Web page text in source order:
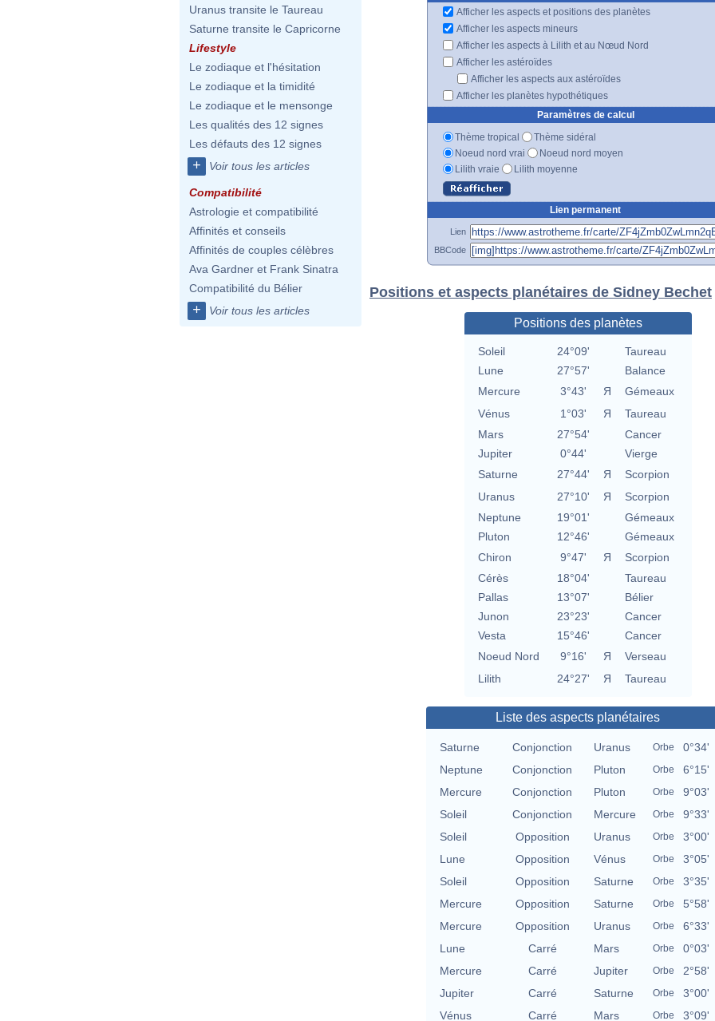
Uranus transite le Taureau
Saturne transite le Capricorne
Lifestyle
Le zodiaque et l'hésitation
Le zodiaque et la timidité
Le zodiaque et le mensonge
Les qualités des 12 signes
Les défauts des 12 signes
+ Voir tous les articles
Compatibilité
Astrologie et compatibilité
Affinités et conseils
Affinités de couples célèbres
Ava Gardner et Frank Sinatra
Compatibilité du Bélier
+ Voir tous les articles
Afficher les aspects et positions des planètes
Afficher les aspects mineurs
Afficher les aspects à Lilith et au Nœud Nord
Afficher les astéroïdes
Afficher les aspects aux astéroïdes
Afficher les planètes hypothétiques
Paramètres de calcul
Thème tropical
Thème sidéral
Noeud nord vrai
Noeud nord moyen
Lilith vraie
Lilith moyenne
Lien permanent
Lien
BBCode
Positions et aspects planétaires de Sidney Bechet
Positions des planètes
Soleil 24°09'
Taureau
Lune
27°57'
Balance
Mercure
3°43' Я
Gémeaux
Vénus
1°03' Я
Taureau
Mars
27°54'
Cancer
Jupiter
0°44'
Vierge
Saturne
27°44' Я
Scorpion
Uranus
27°10' Я
Scorpion
Neptune
19°01'
Gémeaux
Pluton
12°46'
Gémeaux
Chiron
9°47' Я
Scorpion
Cérès
18°04'
Taureau
Pallas
13°07'
Bélier
Junon
23°23'
Cancer
Vesta
15°46'
Cancer
Noeud Nord
9°16' Я
Verseau
Lilith
24°27' Я Taureau
Liste des aspects planétaires
Saturne Conjonction Uranus Orbe
0°34'
Neptune
Conjonction Pluton Orbe
6°15'
Mercure
Conjonction Pluton Orbe
9°03'
Soleil
Conjonction Mercure Orbe
9°33'
Soleil
Opposition Uranus Orbe
3°00'
Lune
Opposition Vénus Orbe
3°05'
Soleil
Opposition Saturne Orbe
3°35'
Mercure
Opposition Saturne Orbe
5°58'
Mercure
Opposition Uranus Orbe
6°33'
Lune
Carré Mars Orbe
0°03'
Mercure
Carré Jupiter Orbe
2°58'
Jupiter
Carré Saturne Orbe
3°00'
Vénus
Carré Mars Orbe 3°09'